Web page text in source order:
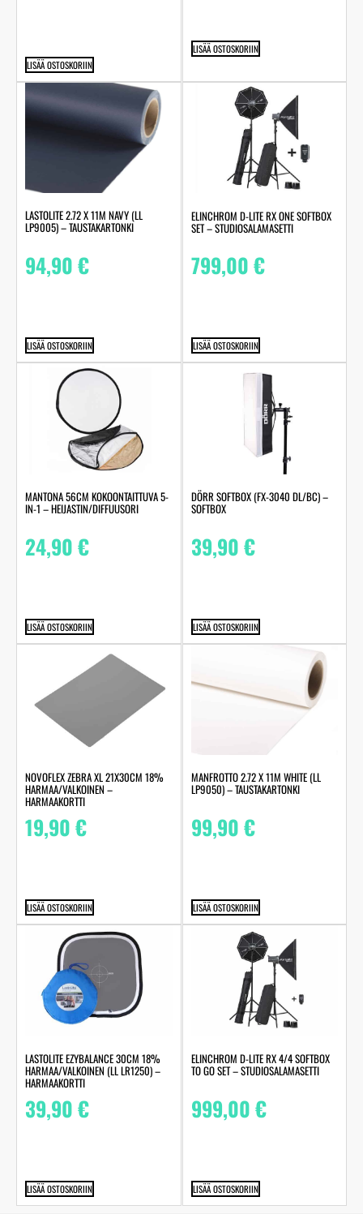
LISÄÄ OSTOSKORIIN
LISÄÄ OSTOSKORIIN
LASTOLITE 2.72 X 11M NAVY (LL
LP9005) – TAUSTAKARTONKI
94,90€
LISÄÄ OSTOSKORIIN
ELINCHROM D-LITE RX ONE SOFTBOX
SET – STUDIOSALAMASETTI
799,00€
LISÄÄ OSTOSKORIIN
MANTONA 56CM KOKOONTAITTUVA 5-
IN-1 – HEIJASTIN/DIFFUUSORI
24,90€
LISÄÄ OSTOSKORIIN
DÖRR SOFTBOX (FX-3040 DL/BC) –
SOFTBOX
39,90€
LISÄÄ OSTOSKORIIN
NOVOFLEX ZEBRA XL 21X30CM 18%
HARMAA/VALKOINEN –
HARMAAKORTTI
19,90€
LISÄÄ OSTOSKORIIN
MANFROTTO 2.72 X 11M WHITE (LL
LP9050) – TAUSTAKARTONKI
99,90€
LISÄÄ OSTOSKORIIN
LASTOLITE EZYBALANCE 30CM 18%
HARMAA/VALKOINEN (LL LR1250) –
HARMAAKORTTI
39,90€
LISÄÄ OSTOSKORIIN
ELINCHROM D-LITE RX 4/4 SOFTBOX
TO GO SET – STUDIOSALAMASETTI
999,00€
LISÄÄ OSTOSKORIIN